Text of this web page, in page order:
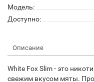
Модель:
Доступно:
Описание
White Fox Slim - это
свежим вкусом мяты.